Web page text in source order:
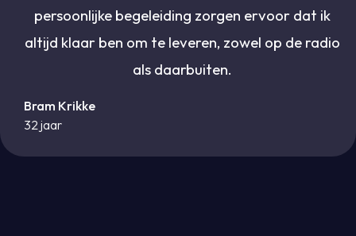
persoonlijke begeleiding zorgen ervoor dat ik
altijd klaar ben om te leveren, zowel op de radio
als daarbuiten.
Bram Krikke
32 jaar